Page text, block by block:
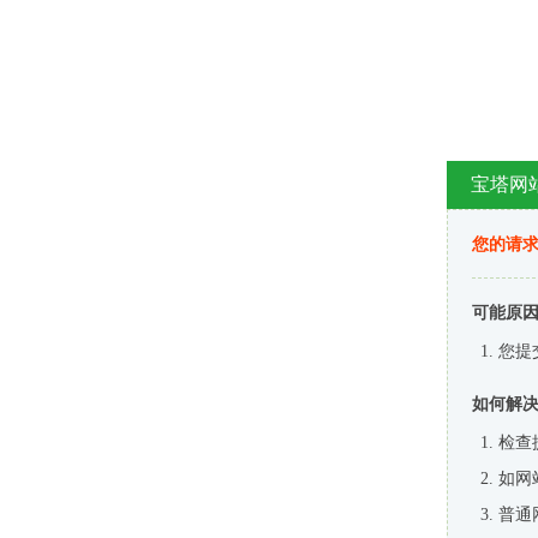
宝塔网
您的请
可能原
您提
如何解
检查
如网
普通